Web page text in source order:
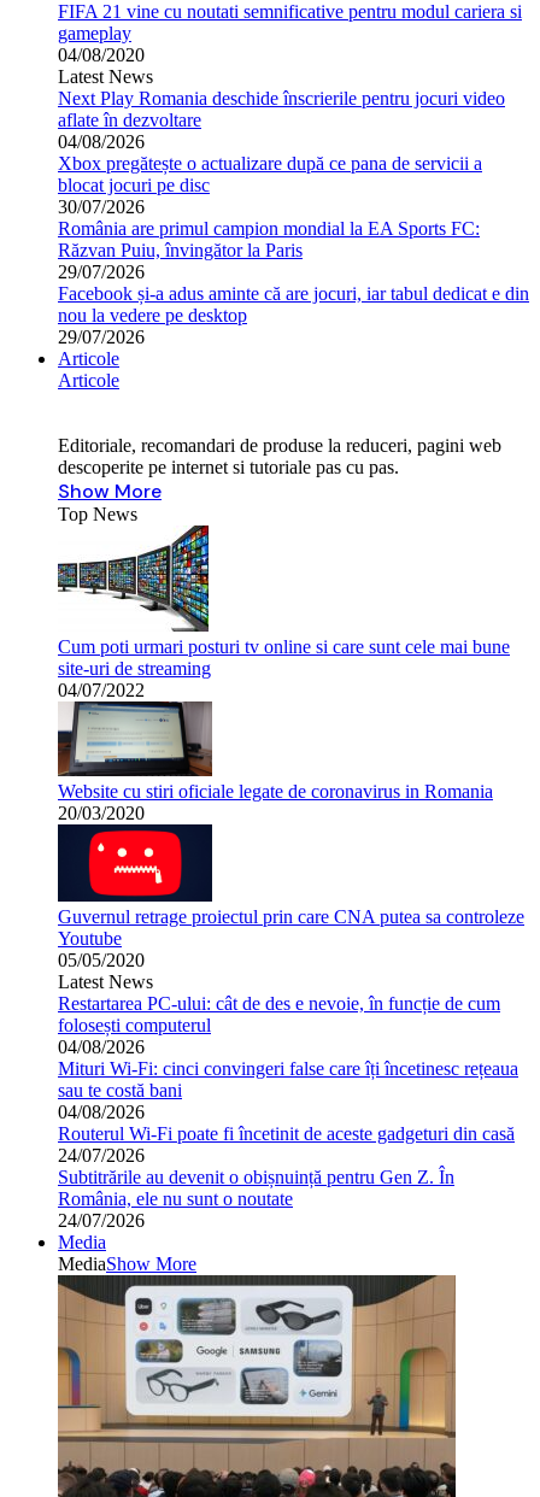
FIFA 21 vine cu noutati semnificative pentru modul cariera si
gameplay
04/08/2020
Latest News
Next Play Romania deschide înscrierile pentru jocuri video
aflate în dezvoltare
04/08/2026
Xbox pregătește o actualizare după ce pana de servicii a
blocat jocuri pe disc
30/07/2026
România are primul campion mondial la EA Sports FC:
Răzvan Puiu, învingător la Paris
29/07/2026
Facebook și-a adus aminte că are jocuri, iar tabul dedicat e din
nou la vedere pe desktop
29/07/2026
Articole
Articole
Editoriale, recomandari de produse la reduceri, pagini web
descoperite pe internet si tutoriale pas cu pas.
Show More
Top News
Cum poti urmari posturi tv online si care sunt cele mai bune
site-uri de streaming
04/07/2022
Website cu stiri oficiale legate de coronavirus in Romania
20/03/2020
Guvernul retrage proiectul prin care CNA putea sa controleze
Youtube
05/05/2020
Latest News
Restartarea PC-ului: cât de des e nevoie, în funcție de cum
folosești computerul
04/08/2026
Mituri Wi-Fi: cinci convingeri false care îți încetinesc rețeaua
sau te costă bani
04/08/2026
Routerul Wi-Fi poate fi încetinit de aceste gadgeturi din casă
24/07/2026
Subtitrările au devenit o obișnuință pentru Gen Z. În
România, ele nu sunt o noutate
24/07/2026
Media
MediaShow More